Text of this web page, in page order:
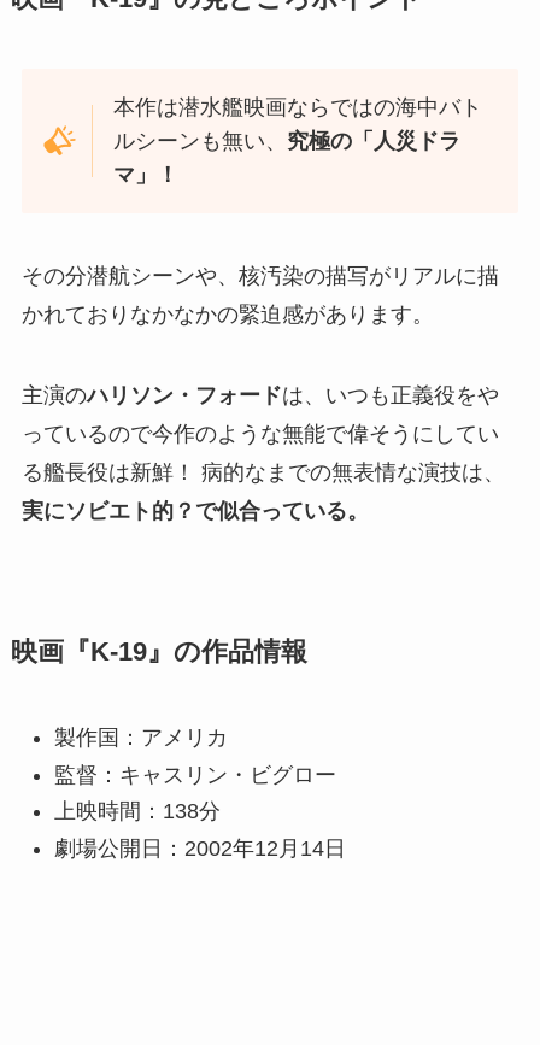
本作は潜水艦映画ならではの海中バト
ルシーンも無い、 究極の「人災ドラ
マ」！
その分潜航シーンや、核汚染の描写がリアルに描
かれておりなかなかの緊迫感があります。
主演のハリソン・フォードは、いつも正義役をや
っているので今作のような無能で偉そうにしてい
る艦長役は新鮮！ 病的なまでの無表情な演技は、
実にソビエト的？で似合っている。
映画『K-19』の作品情報
製作国：アメリカ
監督：キャスリン・ビグロー
上映時間：138分
劇場公開日：2002年12月14日